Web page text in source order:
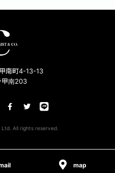
南町4-13-13
甲南203
All rights reserved.
map